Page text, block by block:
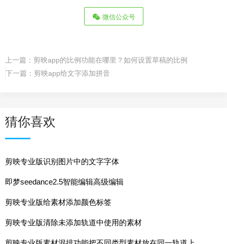
微信公众号
上一篇： 剪映app的比例功能在哪里？如何设置草稿的比例
下一篇： 剪映app给文字添加拼音
猜你喜欢
剪映专业版识别图片中的文字字体
即梦seedance2.5智能编辑高级编辑
剪映专业版给素材添加颜色标签
剪映专业版清除未添加轨道中使用的素材